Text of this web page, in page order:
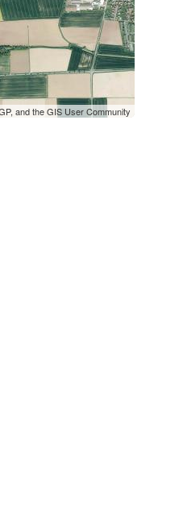
and the GIS User Community